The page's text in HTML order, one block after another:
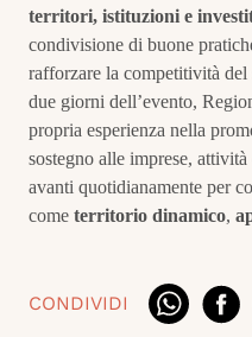
territori, istituzioni e
condivisione di buone
rafforzare la competitività del
due giorni dell’evento,
propria esperienza nella
sostegno alle imprese,
avanti quotidianamente per
come territorio dinamico,
CONDIVIDI